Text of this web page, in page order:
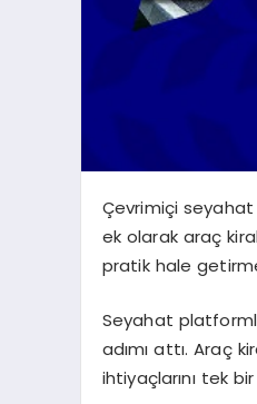
Çevrimiçi
ek olarak araç
pratik hale
Seyahat
adımı attı. Araç
ihtiyaçlarını tek